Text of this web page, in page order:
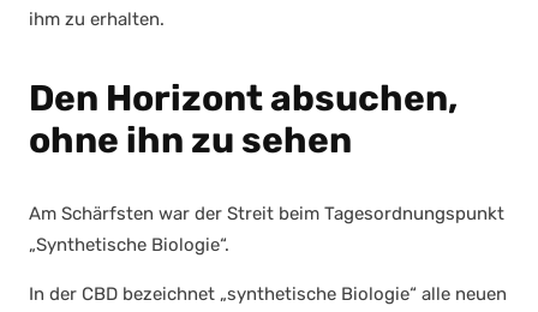
ihm zu erhal­ten.
Den Horizont absuchen,
ohne ihn zu sehen
Am Schärfs­ten war der Streit beim Tages­ord­nungs­punkt
„Syn­the­ti­sche Bio­lo­gie“.
In der CBD bezeich­net „syn­the­ti­sche Bio­lo­gie“ alle neu­en